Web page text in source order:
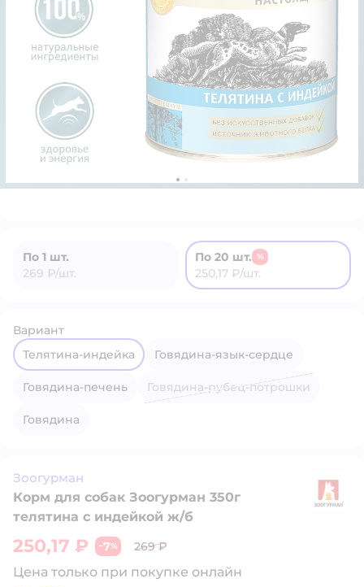
По 1 шт.
269 ₽/шт.
По 20 шт. %
250,17 ₽/шт.
Вариант
телятина-индейка
говядина-язык-сердце
говядина-печень говядина-рубец-потрошки
говядина
Зоогурман
Корм для собак Зоогурман 350г
телятина с индейкой ж/б
250,17 ₽ −7% 269 ₽
Цена только при покупке онлайн